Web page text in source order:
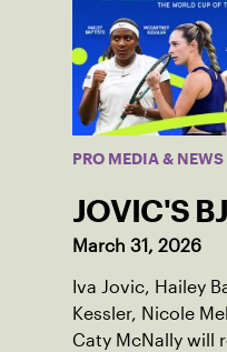
PRO MEDIA & NEWS
JOVIC'S
March 31, 2026
Iva Jovic, Hailey
Kessler, Nicole
Caty McNally will